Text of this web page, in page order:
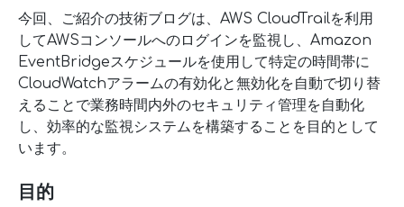
今回、ご紹介の技術ブログは、AWS CloudTrailを利用
してAWSコンソールへのログインを監視し、Amazon
EventBridgeスケジュールを使用して特定の時間帯に
CloudWatchアラームの有効化と無効化を自動で切り替
えることで業務時間内外のセキュリティ管理を自動化
し、効率的な監視システムを構築することを目的として
います。
目的